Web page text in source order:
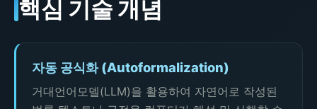
핵심 기술 개념
자동 공식화 (Autoformalization)
거대언어모델(LLM)을 활용하여 자연어로 작성된